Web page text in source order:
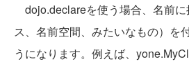
dojo.declareを使う場合、名前に
ス、名前空間、みたいなもの）を
うになります。例えば、